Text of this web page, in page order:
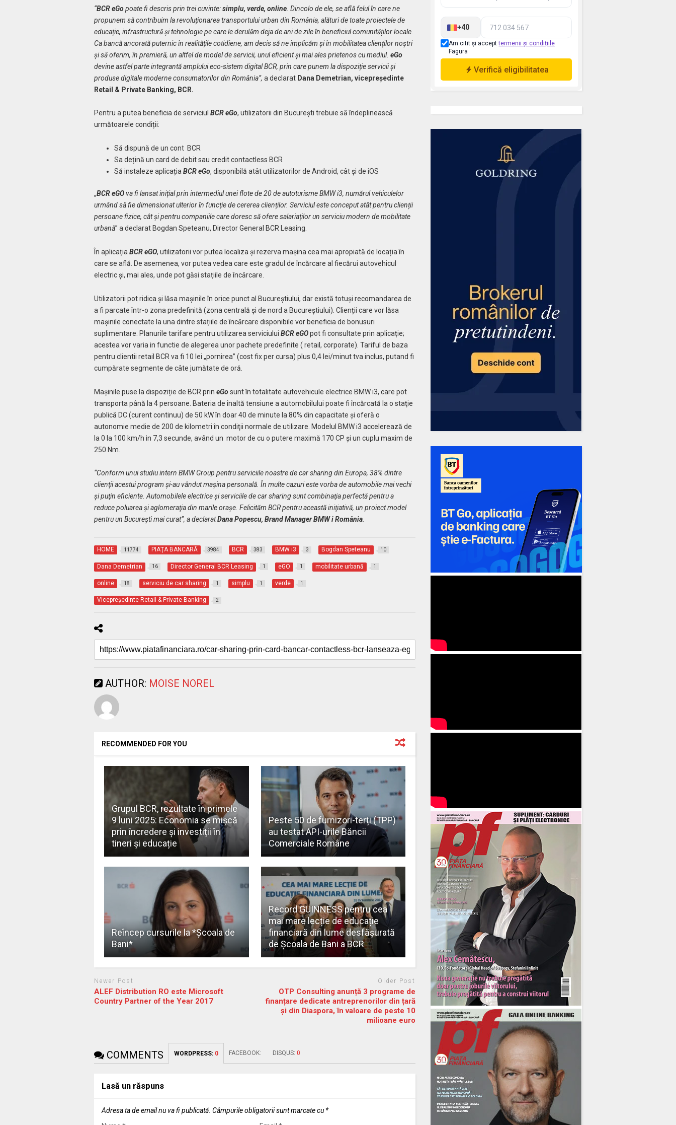
“BCR eGopoate fi descris prin trei cuvinte:simplu, verde, online. Dincolo de ele, se află felul în care ne
propunem să contribuim la revoluționarea transportului urban din România, alături de toate proiectele de
educație, infrastructură și tehnologie pe care le derulăm deja de ani de zile în beneficiul comunităților locale.
Ca bancă ancorată puternic în realitățile cotidiene, am decis să ne implicăm și în mobilitatea clienților noștri
și să oferim, în premieră, un altfel de model de servicii, unul eficient și mai ales prietenos cu mediul. eGo
devine astfel parte integrantă amplului eco-sistem digital BCR, prin care punem la dispoziție servicii și
produse digitale moderne consumatorilor din România”, a declarat Dana Demetrian, vicepreședinte
Retail & Private Banking, BCR.
Pentru a putea beneficia de serviciul BCR eGo, utilizatorii din București trebuie să îndeplinească
următoarele condiții:
Să dispună de un cont BCR
Sa dețină un card de debit sau credit contactless BCR
Să instaleze aplicația BCR eGo, disponibilă atât utilizatorilor de Android, cât și de iOS
„BCR eGOva fi lansat inițial prin intermediul unei flote de 20 de autoturisme BMW i3, numărul vehiculelor
urmând să fie dimensionat ulterior în funcție de cererea clienților. Serviciul este conceput atât pentru clienții
persoane fizice, cât și pentru companiile care doresc să ofere salariaților un serviciu modern de mobilitate
urbană” a declarat Bogdan Speteanu, Director General BCR Leasing.
În aplicația BCR eGO, utilizatorii vor putea localiza și rezerva mașina cea mai apropiată de locația în
care se află. De asemenea, vor putea vedea care este gradul de încărcare al fiecărui autovehicul
electric și, mai ales, unde pot găsi stațiile de încărcare.
Utilizatorii pot ridica și lăsa mașinile în orice punct al Bucureștiului, dar există totuși recomandarea de
a fi parcate într-o zona predefinită (zona centrală și de nord a Bucureștiului). Clienții care vor lăsa
mașinile conectate la una dintre stațiile de încărcare disponibile vor beneficia de bonusuri
suplimentare. Planurile tarifare pentru utilizarea serviciului BCR eGOpot fi consultate prin aplicație;
acestea vor varia in functie de alegerea unor pachete predefinite ( retail, corporate). Tariful de baza
pentru clientii retail BCR va fi 10 lei „pornirea” (cost fix per cursa) plus 0,4 lei/minut tva inclus, putand fi
cumpărate segmente de câte jumătate de oră.
Mașinile puse la dispoziție de BCR prin eGosunt în totalitate autovehicule electrice BMW i3, care pot
transporta până la 4 persoane. Bateria de înaltă tensiune a automobilului poate fi încărcată la o staţie
publică DC (curent continuu) de 50 kW în doar 40 de minute la 80% din capacitate și oferă o
autonomie medie de 200 de kilometri în condiţii normale de utilizare. Modelul BMW i3 accelerează de
la 0 la 100 km/h in 7,3 secunde, având un motor de cu o putere maximă 170 CP şi un cuplu maxim de
250 Nm.
“Conform unui studiu intern BMW Group pentru serviciile noastre de car sharing din Europa, 38% dintre
clienţii acestui program şi-au vândut maşina personală. În multe cazuri este vorba de automobile mai vechi
şi puţin eficiente. Automobilele electrice şi serviciile de car sharing sunt combinaţia perfectă pentru a
reduce poluarea şi aglomeraţia din marile oraşe. Felicităm BCR pentru această iniţiativă, un proiect model
pentru un Bucureşti mai curat”, a declaratDana Popescu, Brand Manager BMW i România.
HOME 11774 PIAŢA BANCARĂ 3984 BCR 383 BMW i3 3 Bogdan Speteanu 10
Dana Demetrian 16 Director General BCR Leasing 1 eGO 1 mobilitate urbană 1
online 18 serviciu de car sharing 1 simplu 1 verde 1
Vicepreședinte Retail & Private Banking 2
AUTHOR: MOISE NOREL
RECOMMENDED FOR YOU
Grupul BCR, rezultate în primele
9 luni 2025: Economia se mișcă
prin încredere și investiții în
tineri și educație
Peste 50 de furnizori-terți (TPP)
au testat API-urile Băncii
Comerciale Române
Reîncep cursurile la *Școala de
Bani*
Record GUINNESS pentru cea
mai mare lecție de educație
financiară din lume desfășurată
de Școala de Bani a BCR
Newer Post
ALEF Distribution RO este Microsoft
Country Partner of the Year 2017
Older Post
OTP Consulting anunță 3 programe de
finanțare dedicate antreprenorilor din țară
și din Diaspora, în valoare de peste 10
milioane euro
COMMENTS WORDPRESS: 0 FACEBOOK: DISQUS: 0
Lasă un răspuns
Adresa ta de email nu va fi publicată. Câmpurile obligatorii sunt marcate cu *